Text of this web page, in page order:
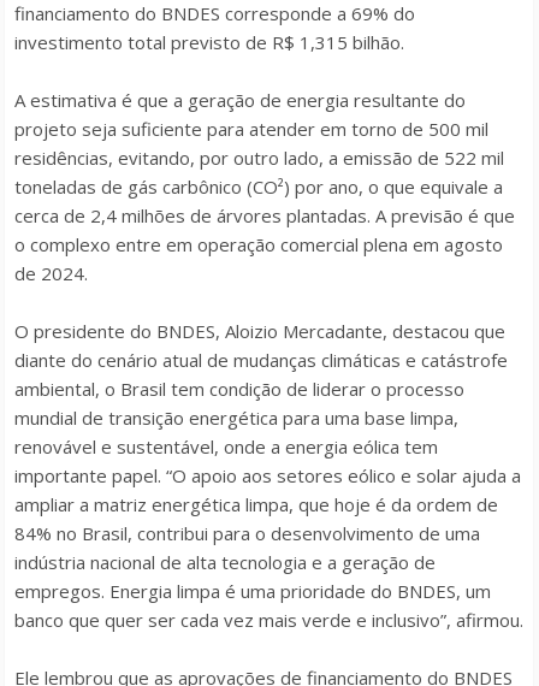
financiamento do BNDES corresponde a 69% do
investimento total previsto de R$ 1,315 bilhão.
A estimativa é que a geração de energia resultante do
projeto seja suficiente para atender em torno de 500 mil
residências, evitando, por outro lado, a emissão de 522 mil
toneladas de gás carbônico (CO²) por ano, o que equivale a
cerca de 2,4 milhões de árvores plantadas. A previsão é que
o complexo entre em operação comercial plena em agosto
de 2024.
O presidente do BNDES, Aloizio Mercadante, destacou que
diante do cenário atual de mudanças climáticas e catástrofe
ambiental, o Brasil tem condição de liderar o processo
mundial de transição energética para uma base limpa,
renovável e sustentável, onde a energia eólica tem
importante papel. “O apoio aos setores eólico e solar ajuda a
ampliar a matriz energética limpa, que hoje é da ordem de
84% no Brasil, contribui para o desenvolvimento de uma
indústria nacional de alta tecnologia e a geração de
empregos. Energia limpa é uma prioridade do BNDES, um
banco que quer ser cada vez mais verde e inclusivo”, afirmou.
Ele lembrou que as aprovações de financiamento do BNDES